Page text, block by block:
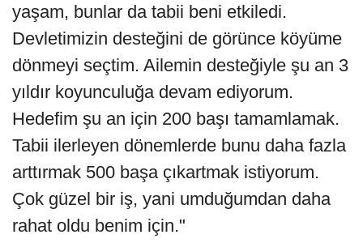
yaşam, bunlar da tabii beni etkiledi.
Devletimizin desteğini de görünce köyüme
dönmeyi seçtim. Ailemin desteğiyle şu an 3
yıldır koyunculuğa devam ediyorum.
Hedefim şu an için 200 başı tamamlamak.
Tabii ilerleyen dönemlerde bunu daha fazla
arttırmak 500 başa çıkartmak istiyorum.
Çok güzel bir iş, yani umduğumdan daha
rahat oldu benim için."